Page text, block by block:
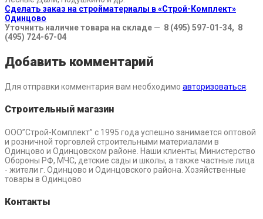
Сделать заказ на стройматериалы в «Строй-Комплект»
Одинцово
Уточнить наличие товара на складе — 8 (495) 597-01-34, 8
(495) 724-67-04
Добавить комментарий
Для отправки комментария вам необходимо авторизоваться
Строительный магазин
ООО”Строй-Комплект” с 1995 года успешно занимается оптовой
и розничной торговлей строительными материалами в
Одинцово и Одинцовском районе. Наши клиенты; Министерство
Обороны РФ, МЧС, детские сады и школы, а также частные лица
- жители г. Одинцово и Одинцовского района. Хозяйственные
товары в Одинцово
Контакты